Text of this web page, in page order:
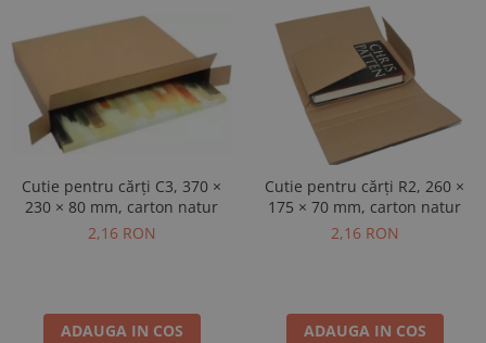
Cutie pentru cărți C3, 370 ×
230 × 80 mm, carton natur
2,16 RON
ADAUGA IN COS
Cutie pentru cărți R2, 260 ×
175 × 70 mm, carton natur
2,16 RON
ADAUGA IN COS